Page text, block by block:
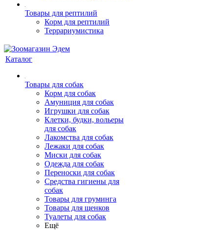
Товары для рептилий
Корм для рептилий
Террариумистика
Каталог
Товары для собак
Корм для собак
Амуниция для собак
Игрушки для собак
Клетки, будки, вольеры
для собак
Лакомства для собак
Лежаки для собак
Миски для собак
Одежда для собак
Переноски для собак
Средства гигиены для
собак
Товары для груминга
Товары для щенков
Туалеты для собак
Ещё